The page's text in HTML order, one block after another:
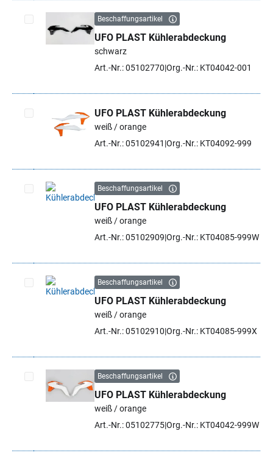
Artikel auswählen
Beschaffungsartikel
UFO PLAST Kühlerabdeckung
schwarz
Art.-Nr.: 05102770 Org.-Nr.: KT04042-001
Artikel auswählen
UFO PLAST Kühlerabdeckung
weiß / orange
Art.-Nr.: 05102941 Org.-Nr.: KT04092-999
Artikel auswählen
Beschaffungsartikel
UFO PLAST Kühlerabdeckung
weiß / orange
Art.-Nr.: 05102909 Org.-Nr.: KT04085-999W
Artikel auswählen
Beschaffungsartikel
UFO PLAST Kühlerabdeckung
weiß / orange
Art.-Nr.: 05102910 Org.-Nr.: KT04085-999X
Artikel auswählen
Beschaffungsartikel
UFO PLAST Kühlerabdeckung
weiß / orange
Art.-Nr.: 05102775Org.-Nr.: KT04042-999W